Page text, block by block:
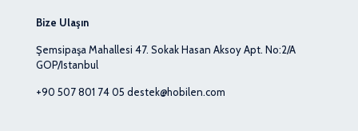
Bize Ulaşın
Şemsipaşa Mahallesi 47. Sokak Hasan Aksoy Apt. No:2/A
GOP/Istanbul
+90 507 801 74 05 destek@hobilen.com